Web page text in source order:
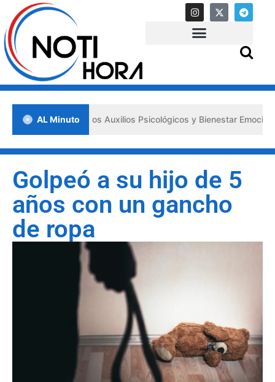
AL Minuto
los «Primeros Auxilios Psicológicos y Bienestar Emocional»
Golpeó a su hijo de 5
años con un gancho
de ropa